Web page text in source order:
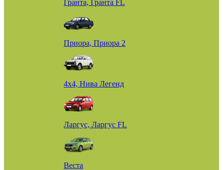
Гранта, Гранта FL
Приора, Приора 2
4х4, Нива Легенд
Ларгус, Ларгус FL
Веста